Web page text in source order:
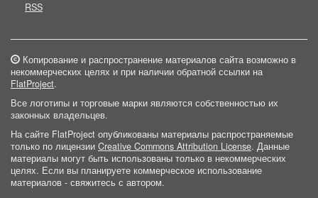
RSS
Копирование и распространение материалов сайта возможно в
некоммерческих целях и при наличии обратной ссылки на
FlatProject.
Все логотипы и торговые марки являются собственностью их
законных владельцев.
На сайте FlatProject опубликованы материалы распространяемые
только по лицензии Creative Commons Attribution License. Данные
материалы могут быть использованы только в некоммерческих
целях. Если вы планируете коммерческое использование
материалов - свяжитесь с автором.